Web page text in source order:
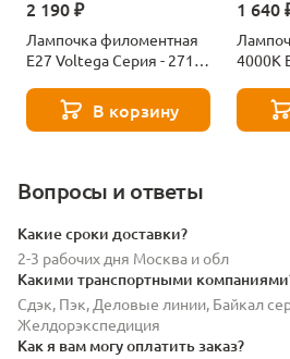
2 190 ₽
Лампочка филоментная
Е27 Voltega Серия - 271
В корзину
1 640
4000К
Вопросы и ответы
Какие сроки доставки?
2-3 рабочих дня Москва и обл
Какими транспортными
Сдэк, Пэк, Деловые линии, Байкал
Желдорэкспедиция
Как я вам могу оплатить заказ?